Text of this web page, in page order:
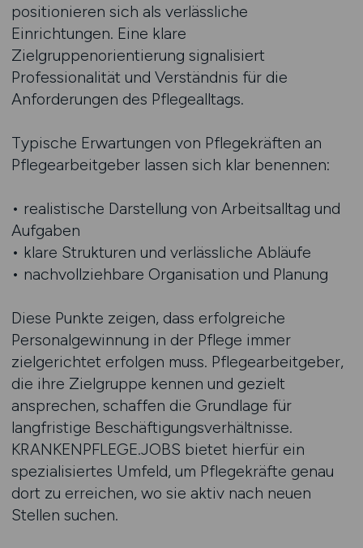
positionieren sich als verlässliche
Einrichtungen. Eine klare
Zielgruppenorientierung signalisiert
Professionalität und Verständnis für die
Anforderungen des Pflegealltags.
Typische Erwartungen von Pflegekräften an
Pflegearbeitgeber lassen sich klar benennen:
• realistische Darstellung von Arbeitsalltag und
Aufgaben
• klare Strukturen und verlässliche Abläufe
• nachvollziehbare Organisation und Planung
Diese Punkte zeigen, dass erfolgreiche
Personalgewinnung in der Pflege immer
zielgerichtet erfolgen muss. Pflegearbeitgeber,
die ihre Zielgruppe kennen und gezielt
ansprechen, schaffen die Grundlage für
langfristige Beschäftigungsverhältnisse.
KRANKENPFLEGE.JOBS bietet hierfür ein
spezialisiertes Umfeld, um Pflegekräfte genau
dort zu erreichen, wo sie aktiv nach neuen
Stellen suchen.